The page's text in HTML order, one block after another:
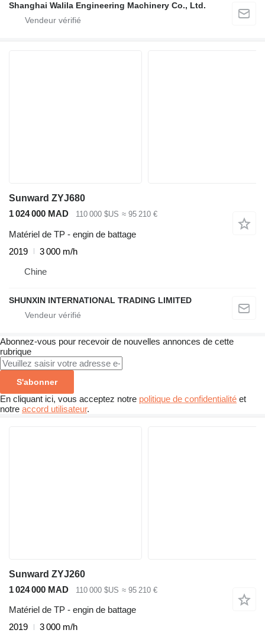
Shanghai Walila Engineering Machinery Co., Ltd.
Sunward ZYJ680
1 024 000 MAD
110 000 $US ≈ 95 210 €
Matériel de TP - engin de battage
2019
3 000 m/h
Chine
SHUNXIN INTERNATIONAL TRADING LIMITED
Abonnez-vous pour recevoir de nouvelles annonces de cette
rubrique
S'abonner
En cliquant ici, vous acceptez notre politique de confidentialité et
notre accord utilisateur.
Sunward ZYJ260
1 024 000 MAD
110 000 $US ≈ 95 210 €
Matériel de TP - engin de battage
2019
3 000 m/h